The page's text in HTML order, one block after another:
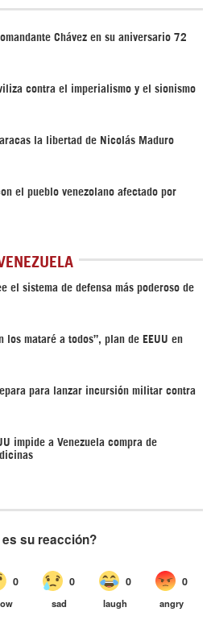
Chávez en su aniversario 72
contra el imperialismo y el sionismo
la libertad de Nicolás Maduro
el pueblo venezolano afectado por
el sistema de defensa más poderoso de
los mataré a todos”, plan de EEUU en
para lanzar incursión militar contra
impide a Venezuela compra de